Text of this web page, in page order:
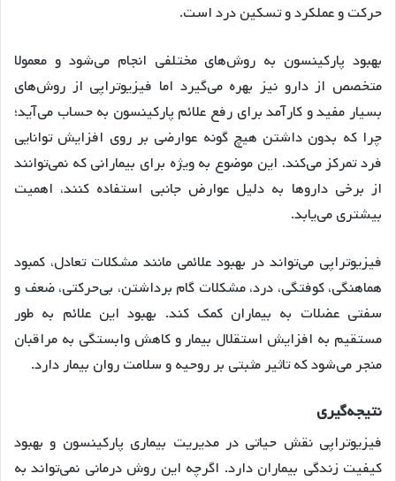
حرکت و عملکرد و تسکین درد است.
بهبود پارکینسون به روش‌های مختلفی انجام می‌شود و معمولا
متخصص از دارو نیز بهره می‌گیرد اما فیزیوتراپی از روش‌های
بسیار مفید و کارآمد برای رفع علائم پارکینسون به حساب می‌آید؛
چرا که بدون داشتن هیچ گونه عوارضی بر روی افزایش توانایی
فرد تمرکز می‌کند. این موضوع به ویژه برای بیمارانی که نمی‌توانند
از برخی داروها به دلیل عوارض جانبی استفاده کنند، اهمیت
بیشتری می‌یابد.
فیزیوتراپی می‌تواند در بهبود علائمی مانند مشکلات تعادل، کمبود
هماهنگی، کوفتگی، درد، مشکلات گام برداشتن، بی‌حرکتی، ضعف و
سفتی عضلات به بیماران کمک کند. بهبود این علائم به طور
مستقیم به افزایش استقلال بیمار و کاهش وابستگی به مراقبان
منجر می‌شود که تاثیر مثبتی بر روحیه و سلامت روان بیمار دارد.
نتیجه‌گیری
فیزیوتراپی نقش حیاتی در مدیریت بیماری پارکینسون و بهبود
کیفیت زندگی بیماران دارد. اگرچه این روش درمانی نمی‌تواند به